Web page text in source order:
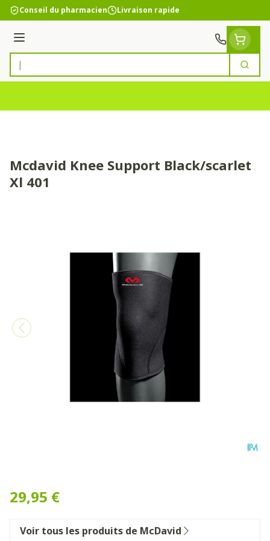
Aller au contenu
Conseil du pharmacien Livraison rapide
Menu
Rechercher
Mcdavid Knee Support Black/scarlet
Xl 401
29,95 €
Voir tous les produits de McDavid